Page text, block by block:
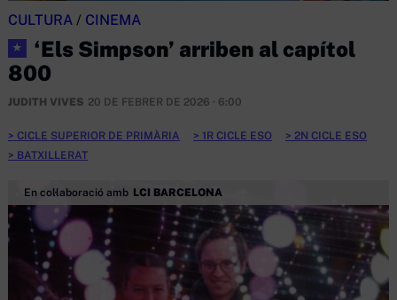
CULTURA / CINEMA
★
‘Els Simpson’ arriben al capítol
800
JUDITH VIVES 20 DE FEBRER DE 2026 · 6:00
CICLE SUPERIOR DE PRIMÀRIA 1R CICLE ESO
2N CICLE ESO
BATXILLERAT
En col·laboració amb LCI BARCELONA